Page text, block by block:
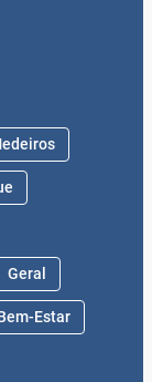
Geral
Estar